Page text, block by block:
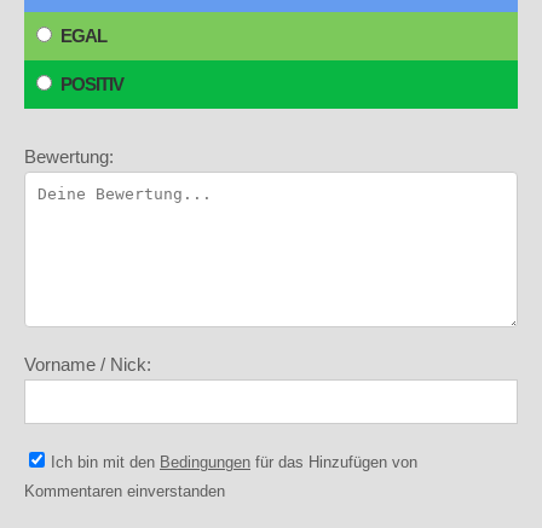
EGAL
POSITIV
Bewertung:
Vorname / Nick:
Ich bin mit den Bedingungen für das Hinzufügen von
Kommentaren einverstanden